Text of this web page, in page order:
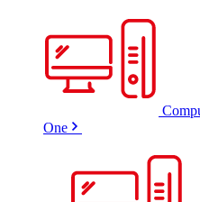
One